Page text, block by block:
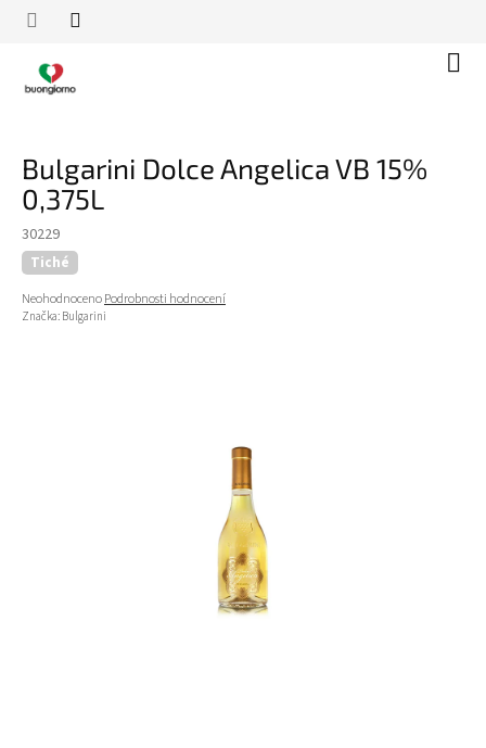
Přejít
Bulgarini Dolce Angelica VB 15%
0,375L
30229
Tiché
Průměrné
hodnocení
NeohodnocenoPodrobnosti hodnocení
Značka: Bulgarini